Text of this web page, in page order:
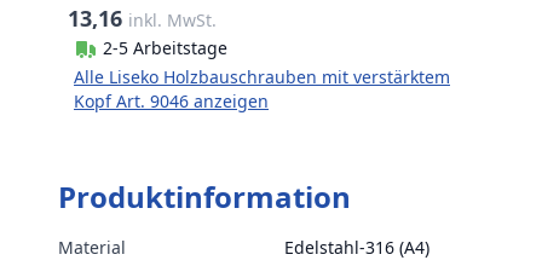
13,16 inkl. MwSt.
2-5 Arbeitstage
Alle Liseko Holzbauschrauben mit verstärktem
Kopf Art. 9046 anzeigen
Produktinformation
Material
Edelstahl-316 (A4)